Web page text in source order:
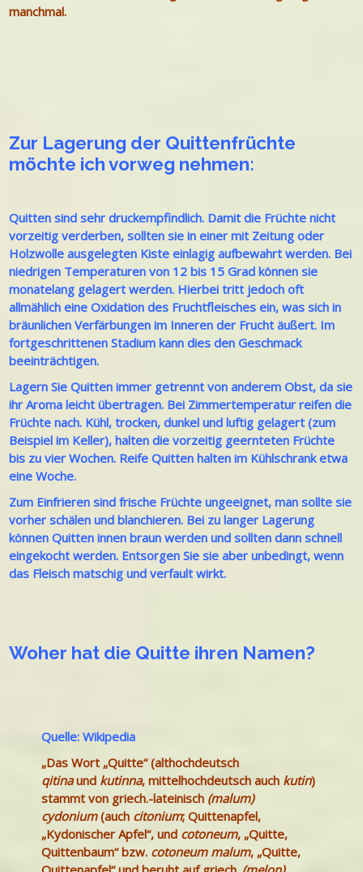
manchmal.
Zur Lagerung der Quittenfrüchte
möchte ich vorweg nehmen:
Quitten sind sehr druckempfindlich. Damit die Früchte nicht
vorzeitig verderben, sollten sie in einer mit Zeitung oder
Holzwolle ausgelegten Kiste einlagig aufbewahrt werden. Bei
niedrigen Temperaturen von 12 bis 15 Grad können sie
monatelang gelagert werden. Hierbei tritt jedoch oft
allmählich eine Oxidation des Fruchtfleisches ein, was sich in
bräunlichen Verfärbungen im Inneren der Frucht äußert. Im
fortgeschrittenen Stadium kann dies den Geschmack
beeinträchtigen.
Lagern Sie Quitten immer getrennt von anderem Obst, da sie
ihr Aroma leicht übertragen. Bei Zimmertemperatur reifen die
Früchte nach. Kühl, trocken, dunkel und luftig gelagert (zum
Beispiel im Keller), halten die vorzeitig geernteten Früchte
bis zu vier Wochen. Reife Quitten halten im Kühlschrank etwa
eine Woche.
Zum Einfrieren sind frische Früchte ungeeignet, man sollte sie
vorher schälen und blanchieren. Bei zu langer Lagerung
können Quitten innen braun werden und sollten dann schnell
eingekocht werden. Entsorgen Sie sie aber unbedingt, wenn
das Fleisch matschig und verfault wirkt.
Woher hat die Quitte ihren Namen?
Quelle: Wikipedia
„Das Wort „Quitte“ (althochdeutsch
qitinaund kutinna, mittelhochdeutsch auch kutin)
stammt von griech.-lateinisch (malum)
cydonium(auch citonium; Quittenapfel,
„Kydonischer Apfel“, und cotoneum, „Quitte,
Quittenbaum“ bzw. cotoneum malum, „Quitte,